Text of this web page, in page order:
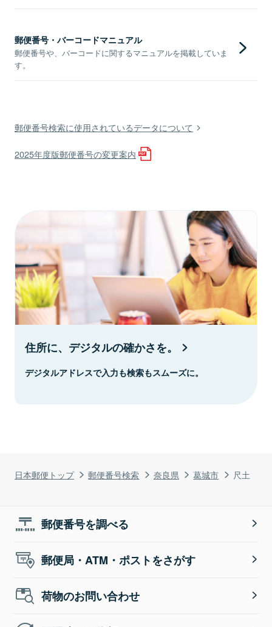
日本郵便トップ 郵便番号検索 奈良県 葛城市 尺土
郵便番号・バーコードマニュアル
郵便番号や、バーコードに関するマニュアルを掲載していま
す。
郵便番号検索に使用されているデータについて
2025年度版郵便番号の変更案内
住所に、デジタルの確かさを。
デジタルアドレスで入力も検索もスムーズに。
郵便番号を調べる
郵便局・ATM・ポストをさがす
荷物のお問い合わせ